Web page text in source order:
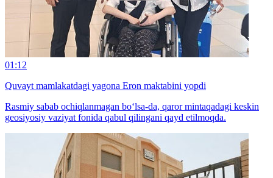
01:12
Quvayt mamlakatdagi yagona Eron maktabini yopdi
Rasmiy sabab ochiqlanmagan bo‘lsa-da, qaror mintaqadagi keskin
geosiyosiy vaziyat fonida qabul qilingani qayd etilmoqda.